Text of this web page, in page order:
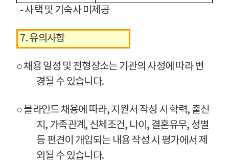
- 사택 및 기숙사 미제공
7. 유의사항
○ 채용 일정 및 전형장소는 기관의 사정에 따라 변
경될 수 있습니다.
○ 블라인드 채용에 따라, 지원서 작성 시 학력, 출신
지, 가족관계, 신체조건, 나이, 결혼유무, 성별
등 편견이 개입되는 내용 작성 시 평가에서 제
외될 수 있습니다.